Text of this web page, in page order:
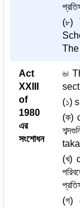
(৮)
The
Act
XXIII
of
1980
এর
সংশোধন
৬৷
(১)
(ক)
(খ)
(গ)